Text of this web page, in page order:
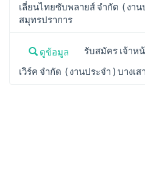
เลี่ยนไทยซับพลายส์ จำกัด ( งาน
สมุทรปราการ
ดูข้อมูล
รับสมัคร เจ้าห
เวิร์ค จำกัด ( งานประจำ ) บางเ